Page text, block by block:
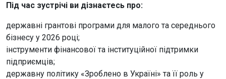
Під час зустрічі ви дізнаєтесь про:
державні грантові програми для малого та середнього
бізнесу у 2026 році;
інструменти фінансової та інституційної підтримки
підприємців;
державну політику «Зроблено в Україні» та її роль у